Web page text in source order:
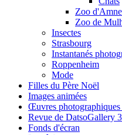
Zoo
Zoo de
Insectes
Strasbourg
Instantanés
Roppenheim
Mode
Filles du Père Noël
Images animées
Œuvres photographiques
Revue de DatsoGallery
Fonds d'écran